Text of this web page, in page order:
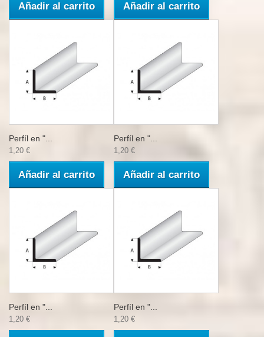
Añadir al carrito Añadir al carrito
Perfíl en "...
1,20 €
Añadir al carrito
Perfíl en "...
1,20 €
Añadir al carrito
Perfíl en "...
1,20 €
Perfíl en "...
1,20 €